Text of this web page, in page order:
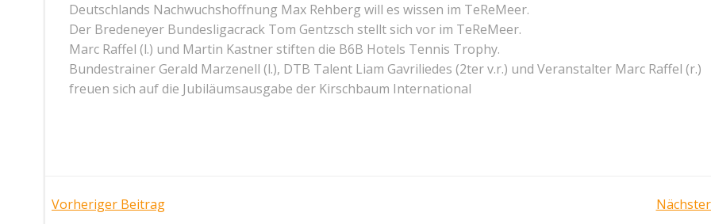
Deutschlands Nachwuchshoffnung Max Rehberg will es wissen im TeReMeer.
Der Bredeneyer Bundesligacrack Tom Gentzsch stellt sich vor im TeReMeer.
Marc Raffel (l.) und Martin Kastner stiften die B6B Hotels Tennis Trophy.
Bundestrainer Gerald Marzenell (l.), DTB Talent Liam Gavriliedes (2ter v.r.) und Veranstalter Marc Raffel (r.)
freuen sich auf die Jubiläumsausgabe der Kirschbaum International
Post
Vorheriger Beitrag